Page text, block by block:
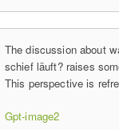
The discussion about
schief läuft? raises
This perspective is
Gpt-image2